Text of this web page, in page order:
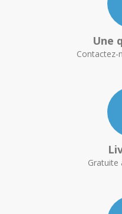
Une
Contactez-
Gratuite